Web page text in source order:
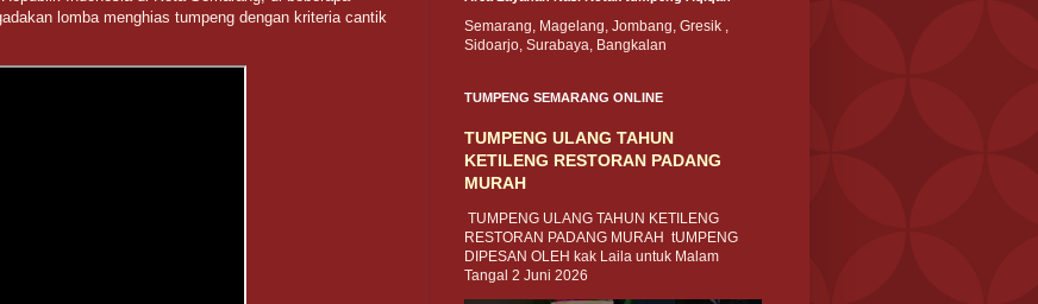
lomba menghias tumpeng dengan kriteria cantik
Semarang, Magelang, Jombang, Gresik ,
Sidoarjo, Surabaya, Bangkalan
TUMPENG SEMARANG ONLINE
TUMPENG ULANG TAHUN
KETILENG RESTORAN PADANG
MURAH
TUMPENG ULANG TAHUN KETILENG
RESTORAN PADANG MURAH tUMPENG
DIPESAN OLEH kak Laila untuk Malam
Tangal 2 Juni 2026